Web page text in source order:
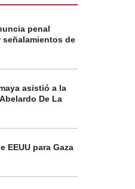
penal
señalamientos de
asistió a la
De La
EEUU para Gaza